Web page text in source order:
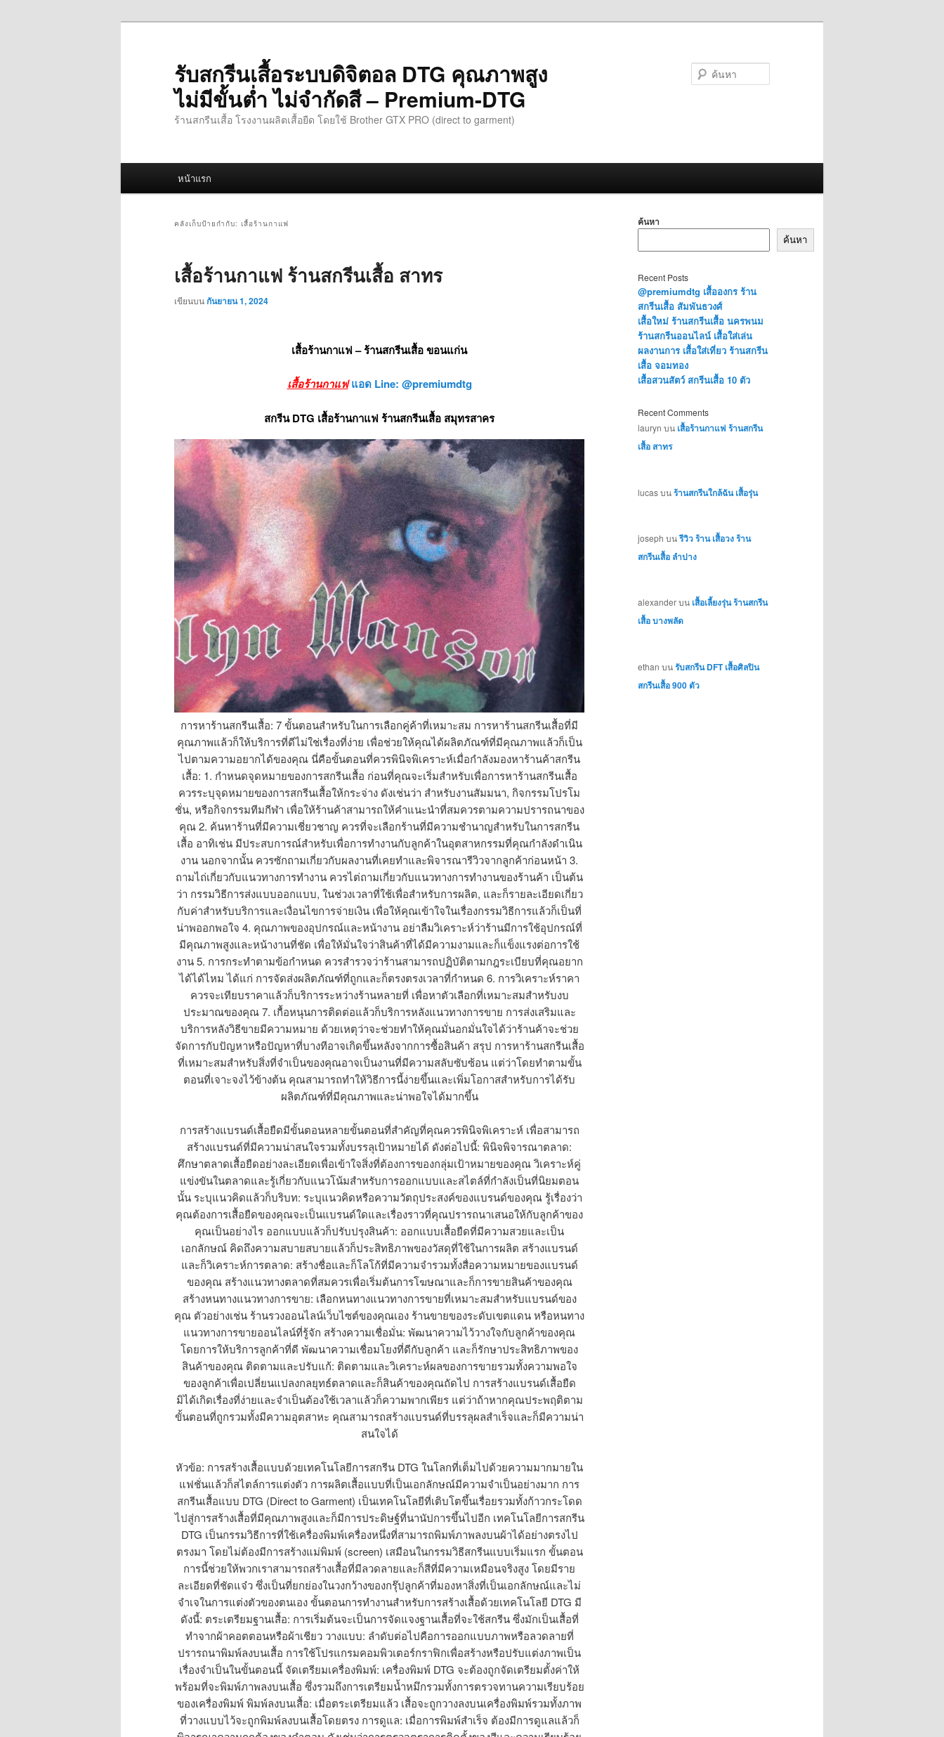
รับสกรีนเสื้อระบบดิจิตอล DTG คุณภาพสูง
ไม่มีขั้นต่ำ ไม่จำกัดสี – Premium-DTG
ร้านสกรีนเสื้อ โรงงานผลิตเสื้อยืด โดยใช้ Brother GTX PRO (direct to garment)
หน้าแรก
คลังเก็บป้ายกำกับ: เสื้อร้านกาแฟ
เสื้อร้านกาแฟ ร้านสกรีนเสื้อ สาทร
เขียนบนกันยายน 1, 2024
เสื้อร้านกาแฟ – ร้านสกรีนเสื้อ ขอนแก่น
เสื้อร้านกาแฟ แอด Line: @premiumdtg
สกรีน DTG เสื้อร้านกาแฟ ร้านสกรีนเสื้อ สมุทรสาคร
การหาร้านสกรีนเสื้อ: 7 ขั้นตอนสำหรับในการเลือกคู่ค้าที่เหมาะสม การหาร้านสกรีนเสื้อที่มี
คุณภาพแล้วก็ให้บริการที่ดีไม่ใช่เรื่องที่ง่าย เพื่อช่วยให้คุณได้ผลิตภัณฑ์ที่มีคุณภาพแล้วก็เป็น
ไปตามความอยากได้ของคุณ นี่คือขั้นตอนที่ควรพินิจพิเคราะห์เมื่อกำลังมองหาร้านค้าสกรีน
เสื้อ: 1. กำหนดจุดหมายของการสกรีนเสื้อ ก่อนที่คุณจะเริ่มสำหรับเพื่อการหาร้านสกรีนเสื้อ
ควรระบุจุดหมายของการสกรีนเสื้อให้กระจ่าง ดังเช่นว่า สำหรับงานสัมมนา, กิจกรรมโปรโม
ชั่น, หรือกิจกรรมทีมกีฬา เพื่อให้ร้านค้าสามารถให้คำแนะนำที่สมควรตามความปรารถนาของ
คุณ 2. ค้นหาร้านที่มีความเชี่ยวชาญ ควรที่จะเลือกร้านที่มีความชำนาญสำหรับในการสกรีน
เสื้อ อาทิเช่น มีประสบการณ์สำหรับเพื่อการทำงานกับลูกค้าในอุตสาหกรรมที่คุณกำลังดำเนิน
งาน นอกจากนั้น ควรซักถามเกี่ยวกับผลงานที่เคยทำและพิจารณารีวิวจากลูกค้าก่อนหน้า 3.
ถามไถ่เกี่ยวกับแนวทางการทำงาน ควรไต่ถามเกี่ยวกับแนวทางการทำงานของร้านค้า เป็นต้น
ว่า กรรมวิธีการส่งแบบออกแบบ, ในช่วงเวลาที่ใช้เพื่อสำหรับการผลิต, และก็รายละเอียดเกี่ยว
กับค่าสำหรับบริการและเงื่อนไขการจ่ายเงิน เพื่อให้คุณเข้าใจในเรื่องกรรมวิธีการแล้วก็เป็นที่
น่าพออกพอใจ 4. คุณภาพของอุปกรณ์และหน้างาน อย่าลืมวิเคราะห์ว่าร้านมีการใช้อุปกรณ์ที่
มีคุณภาพสูงและหน้างานที่ชัด เพื่อให้มั่นใจว่าสินค้าที่ได้มีความงามและก็แข็งแรงต่อการใช้
งาน 5. การกระทำตามข้อกำหนด ควรสำรวจว่าร้านสามารถปฏิบัติตามกฎระเบียบที่คุณอยาก
ได้ได้ไหม ได้แก่ การจัดส่งผลิตภัณฑ์ที่ถูกและก็ตรงตรงเวลาที่กำหนด 6. การวิเคราะห์ราคา
ควรจะเทียบราคาแล้วก็บริการระหว่างร้านหลายที่ เพื่อหาตัวเลือกที่เหมาะสมสำหรับงบ
ประมาณของคุณ 7. เกื้อหนุนการติดต่อแล้วก็บริการหลังแนวทางการขาย การส่งเสริมและ
บริการหลังวิธีขายมีความหมาย ด้วยเหตุว่าจะช่วยทำให้คุณมั่นอกมั่นใจได้ว่าร้านค้าจะช่วย
จัดการกับปัญหาหรือปัญหาที่บางทีอาจเกิดขึ้นหลังจากการซื้อสินค้า สรุป การหาร้านสกรีนเสื้อ
ที่เหมาะสมสำหรับสิ่งที่จำเป็นของคุณอาจเป็นงานที่มีความสลับซับซ้อน แต่ว่าโดยทำตามขั้น
ตอนที่เจาะจงไว้ข้างต้น คุณสามารถทำให้วิธีการนี้ง่ายขึ้นและเพิ่มโอกาสสำหรับการได้รับ
ผลิตภัณฑ์ที่มีคุณภาพและน่าพอใจได้มากขึ้น
การสร้างแบรนด์เสื้อยืดมีขั้นตอนหลายขั้นตอนที่สำคัญที่คุณควรพินิจพิเคราะห์ เพื่อสามารถ
สร้างแบรนด์ที่มีความน่าสนใจรวมทั้งบรรลุเป้าหมายได้ ดังต่อไปนี้: พินิจพิจารณาตลาด:
ศึกษาตลาดเสื้อยืดอย่างละเอียดเพื่อเข้าใจสิ่งที่ต้องการของกลุ่มเป้าหมายของคุณ วิเคราะห์คู่
แข่งขันในตลาดและรู้เกี่ยวกับแนวโน้มสำหรับการออกแบบและสไตล์ที่กำลังเป็นที่นิยมตอน
นั้น ระบุแนวคิดแล้วก็บริบท: ระบุแนวคิดหรือความวัตถุประสงค์ของแบรนด์ของคุณ รู้เรื่องว่า
คุณต้องการเสื้อยืดของคุณจะเป็นแบรนด์ใดและเรื่องราวที่คุณปรารถนาเสนอให้กับลูกค้าของ
คุณเป็นอย่างไร ออกแบบแล้วก็ปรับปรุงสินค้า: ออกแบบเสื้อยืดที่มีความสวยและเป็น
เอกลักษณ์ คิดถึงความสบายสบายแล้วก็ประสิทธิภาพของวัสดุที่ใช้ในการผลิต สร้างแบรนด์
และก็วิเคราะห์การตลาด: สร้างชื่อและก็โลโก้ที่มีความจำรวมทั้งสื่อความหมายของแบรนด์
ของคุณ สร้างแนวทางตลาดที่สมควรเพื่อเริ่มต้นการโฆษณาและก็การขายสินค้าของคุณ
สร้างหนทางแนวทางการขาย: เลือกหนทางแนวทางการขายที่เหมาะสมสำหรับแบรนด์ของ
คุณ ตัวอย่างเช่น ร้านรวงออนไลน์เว็บไซต์ของคุณเอง ร้านขายของระดับเขตแดน หรือหนทาง
แนวทางการขายออนไลน์ที่รู้จัก สร้างความเชื่อมั่น: พัฒนาความไว้วางใจกับลูกค้าของคุณ
โดยการให้บริการลูกค้าที่ดี พัฒนาความเชื่อมโยงที่ดีกับลูกค้า และก็รักษาประสิทธิภาพของ
สินค้าของคุณ ติดตามและปรับแก้: ติดตามและวิเคราะห์ผลของการขายรวมทั้งความพอใจ
ของลูกค้าเพื่อเปลี่ยนแปลงกลยุทธ์ตลาดและก็สินค้าของคุณถัดไป การสร้างแบรนด์เสื้อยืด
มิได้เกิดเรื่องที่ง่ายและจำเป็นต้องใช้เวลาแล้วก็ความพากเพียร แต่ว่าถ้าหากคุณประพฤติตาม
ขั้นตอนที่ถูกรวมทั้งมีความอุตสาหะ คุณสามารถสร้างแบรนด์ที่บรรลุผลสำเร็จและก็มีความน่า
สนใจได้
หัวข้อ: การสร้างเสื้อแบบด้วยเทคโนโลยีการสกรีน DTG ในโลกที่เต็มไปด้วยความมากมายใน
แฟชั่นแล้วก็สไตล์การแต่งตัว การผลิตเสื้อแบบที่เป็นเอกลักษณ์มีความจำเป็นอย่างมาก การ
สกรีนเสื้อแบบ DTG (Direct to Garment) เป็นเทคโนโลยีที่เติบโตขึ้นเรื่อยรวมทั้งก้าวกระโดด
ไปสู่การสร้างเสื้อที่มีคุณภาพสูงและก็มีการประดิษฐ์ที่นานัปการขึ้นไปอีก เทคโนโลยีการสกรีน
DTG เป็นกรรมวิธีการที่ใช้เครื่องพิมพ์เครื่องหนึ่งที่สามารถพิมพ์ภาพลงบนผ้าได้อย่างตรงไป
ตรงมา โดยไม่ต้องมีการสร้างแม่พิมพ์ (screen) เสมือนในกรรมวิธีสกรีนแบบเริ่มแรก ขั้นตอน
การนี้ช่วยให้พวกเราสามารถสร้างเสื้อที่มีลวดลายและก็สีที่มีความเหมือนจริงสูง โดยมีราย
ละเอียดที่ชัดแจ๋ว ซึ่งเป็นที่ยกย่องในวงกว้างของกรุ๊ปลูกค้าที่มองหาสิ่งที่เป็นเอกลักษณ์และไม่
จำเจในการแต่งตัวของตนเอง ขั้นตอนการทำงานสำหรับการสร้างเสื้อด้วยเทคโนโลยี DTG มี
ดังนี้: ตระเตรียมฐานเสื้อ: การเริ่มต้นจะเป็นการจัดแจงฐานเสื้อที่จะใช้สกรีน ซึ่งมักเป็นเสื้อที่
ทำจากผ้าคอตตอนหรือผ้าเชียว วางแบบ: ลำดับต่อไปคือการออกแบบภาพหรือลวดลายที่
ปรารถนาพิมพ์ลงบนเสื้อ การใช้โปรแกรมคอมพิวเตอร์กราฟิกเพื่อสร้างหรือปรับแต่งภาพเป็น
เรื่องจำเป็นในขั้นตอนนี้ จัดเตรียมเครื่องพิมพ์: เครื่องพิมพ์ DTG จะต้องถูกจัดเตรียมตั้งค่าให้
พร้อมที่จะพิมพ์ภาพลงบนเสื้อ ซึ่งรวมถึงการเตรียมน้ำหมึกรวมทั้งการตรวจทานความเรียบร้อย
ของเครื่องพิมพ์ พิมพ์ลงบนเสื้อ: เมื่อตระเตรียมแล้ว เสื้อจะถูกวางลงบนเครื่องพิมพ์รวมทั้งภาพ
ที่วางแบบไว้จะถูกพิมพ์ลงบนเสื้อโดยตรง การดูแล: เมื่อการพิมพ์สำเร็จ ต้องมีการดูแลแล้วก็
ค้นหา
ค้นหา
Recent Posts
@premiumdtg เสื้อองกร ร้าน
สกรีนเสื้อ สัมพันธวงศ์
เสื้อใหม่ ร้านสกรีนเสื้อ นครพนม
ร้านสกรีนออนไลน์ เสื้อใส่เล่น
ผลงานการ เสื้อใส่เที่ยว ร้านสกรีน
เสื้อ จอมทอง
เสื้อสวนสัตว์ สกรีนเสื้อ 10 ตัว
Recent Comments
lauryn บน เสื้อร้านกาแฟ ร้านสกรีน
เสื้อ สาทร
lucasบนร้านสกรีนใกล้ฉัน เสื้อรุ่น
joseph บนรีวิว ร้าน เสื้อวง ร้าน
สกรีนเสื้อ ลำปาง
alexanderบน เสื้อเลี้ยงรุ่น ร้านสกรีน
เสื้อ บางพลัด
ethan บนรับสกรีน DFT เสื้อศิลปิน
สกรีนเสื้อ 900 ตัว